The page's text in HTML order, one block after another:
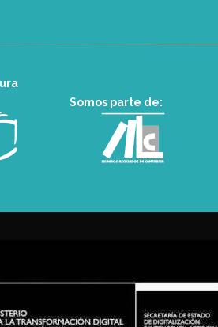
Somos parte de: